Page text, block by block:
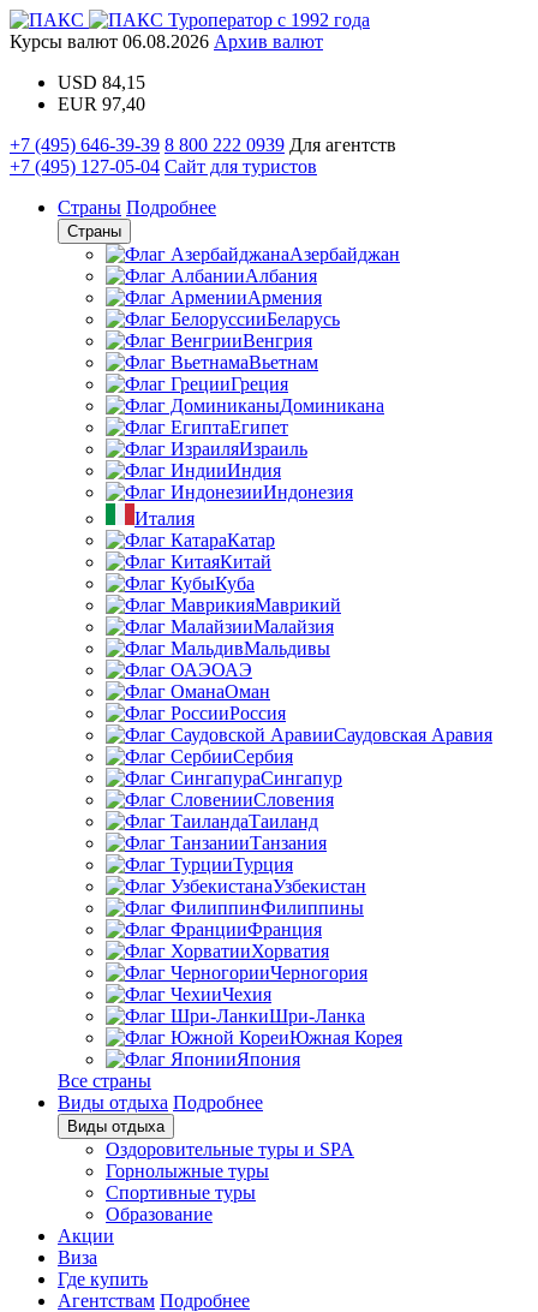
Туроператор с 1992 года
Курсы валют 06.08.2026 Архив валют
USD 84,15
EUR 97,40
+7 (495) 646-39-39 8 800 222 0939 Для агентств
+7 (495) 127-05-04 Сайт для туристов
Страны Подробнее
Страны
Азербайджан
Албания
Армения
Беларусь
Венгрия
Вьетнам
Греция
Доминикана
Египет
Израиль
Индия
Индонезия
Италия
Катар
Китай
Куба
Маврикий
Малайзия
Мальдивы
ОАЭ
Оман
Россия
Саудовская Аравия
Сербия
Сингапур
Словения
Таиланд
Танзания
Турция
Узбекистан
Филиппины
Франция
Хорватия
Черногория
Чехия
Шри-Ланка
Южная Корея
Япония
Все страны
Виды отдыха Подробнее
Виды отдыха
Оздоровительные туры и SPA
Горнолыжные туры
Спортивные туры
Образование
Акции
Виза
Где купить
Агентствам Подробнее